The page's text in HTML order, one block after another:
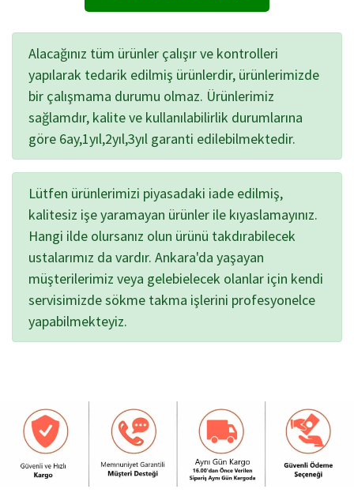
Alacağınız tüm ürünler çalışır ve kontrolleri
yapılarak tedarik edilmiş ürünlerdir, ürünlerimizde
bir çalışmama durumu olmaz. Ürünlerimiz
sağlamdır, kalite ve kullanılabilirlik durumlarına
göre 6ay,1yıl,2yıl,3yıl garanti edilebilmektedir.
Lütfen ürünlerimizi piyasadaki iade edilmiş,
kalitesiz işe yaramayan ürünler ile kıyaslamayınız.
Hangi ilde olursanız olun ürünü takdırabilecek
ustalarımız da vardır. Ankara'da yaşayan
müşterilerimiz veya gelebielecek olanlar için kendi
servisimizde sökme takma işlerini profesyonelce
yapabilmekteyiz.